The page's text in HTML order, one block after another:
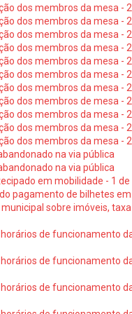
dos membros da mesa -
dos membros da mesa -
dos membros da mesa -
dos membros da mesa -
dos membros da mesa -
dos membros da mesa -
dos membros da mesa -
dos membros de mesa -
dos membros da mesa -
dos membros da mesa -
dos membros da mesa -
na via pública
na via pública
em mobilidade - 1
pagamento de bilhetes
sobre imóveis,
horários de funcionamento
horários de funcionamento
horários de funcionamento